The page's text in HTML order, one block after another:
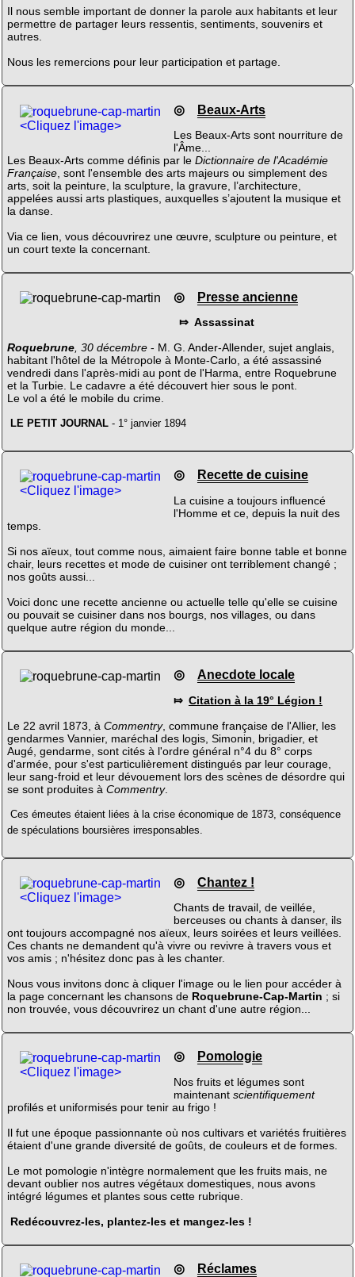
Il nous semble important de donner la parole aux habitants et leur
permettre de partager leurs ressentis, sentiments, souvenirs et
autres.
Nous les remercions pour leur participation et partage.
<Cliquez l'image>
◎ Beaux-Arts
Les Beaux-Arts sont nourriture de
l'Âme...
Les Beaux-Arts comme définis par le Dictionnaire de l'Académie
Française, sont l'ensemble des arts majeurs ou simplement des
arts, soit la peinture, la sculpture, la gravure, l’architecture,
appelées aussi arts plastiques, auxquelles s’ajoutent la musique et
la danse.
Via ce lien, vous découvrirez une œuvre, sculpture ou peinture, et
un court texte la concernant.
◎ Presse ancienne
⤇ Assassinat
Roquebrune, 30 décembre- M. G. Ander-Allender, sujet anglais,
habitant l'hôtel de la Métropole à Monte-Carlo, a été assassiné
vendredi dans l'après-midi au pont de l'Harma, entre Roquebrune
et la Turbie. Le cadavre a été découvert hier sous le pont.
Le vol a été le mobile du crime.
LE PETIT JOURNAL - 1° janvier 1894
<Cliquez l'image>
◎ Recette de cuisine
La cuisine a toujours influencé
l'Homme et ce, depuis la nuit des
temps.
Si nos aïeux, tout comme nous, aimaient faire bonne table et bonne
chair, leurs recettes et mode de cuisiner ont terriblement changé ;
nos goûts aussi...
Voici donc une recette ancienne ou actuelle telle qu'elle se cuisine
ou pouvait se cuisiner dans nos bourgs, nos villages, ou dans
quelque autre région du monde...
◎ Anecdote locale
⤇ Citation à la 19° Légion !
Le 22 avril 1873, à Commentry, commune française de l'Allier, les
gendarmes Vannier, maréchal des logis, Simonin, brigadier, et
Augé, gendarme, sont cités à l'ordre général n°4 du 8° corps
d'armée, pour s'est particulièrement distingués par leur courage,
leur sang-froid et leur dévouement lors des scènes de désordre qui
se sont produites à Commentry.
Ces émeutes étaient liées à la crise économique de 1873, conséquence
de spéculations boursières irresponsables.
<Cliquez l'image>
◎ Chantez !
Chants de travail, de veillée,
berceuses ou chants à danser, ils
ont toujours accompagné nos aïeux, leurs soirées et leurs veillées.
Ces chants ne demandent qu'à vivre ou revivre à travers vous et
vos amis ; n'hésitez donc pas à les chanter.
Nous vous invitons donc à cliquer l'image ou le lien pour accéder à
la page concernant les chansons de Roquebrune-Cap-Martin ; si
non trouvée, vous découvrirez un chant d'une autre région...
<Cliquez l'image>
◎ Pomologie
Nos fruits et légumes sont
maintenant scientifiquement
profilés et uniformisés pour tenir au frigo !
Il fut une époque passionnante où nos cultivars et variétés fruitières
étaient d'une grande diversité de goûts, de couleurs et de formes.
Le mot pomologie n'intègre normalement que les fruits mais, ne
devant oublier nos autres végétaux domestiques, nous avons
intégré légumes et plantes sous cette rubrique.
Redécouvrez-les, plantez-les et mangez-les !
◎ Réclames